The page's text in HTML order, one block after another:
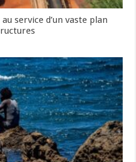
service d’un vaste plan